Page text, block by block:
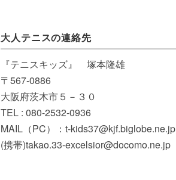
大人テニスの連絡先
『テニスキッズ』 塚本隆雄
〒567-0886
大阪府茨木市５－３０
TEL : 080-2532-0936
MAIL（PC）：t-kids37@kjf.biglobe.ne.jp
(携帯)takao.33-excelsior@docomo.ne.jp